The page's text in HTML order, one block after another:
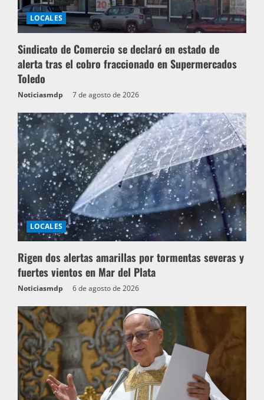
LOCALES
Sindicato de Comercio se declaró en estado de
alerta tras el cobro fraccionado en Supermercados
Toledo
Noticiasmdp 7 de agosto de 2026
LOCALES
Rigen dos alertas amarillas por tormentas severas y
fuertes vientos en Mar del Plata
Noticiasmdp 6 de agosto de 2026